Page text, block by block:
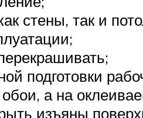
стены, так и
подготовки
обои, а на
изъяны